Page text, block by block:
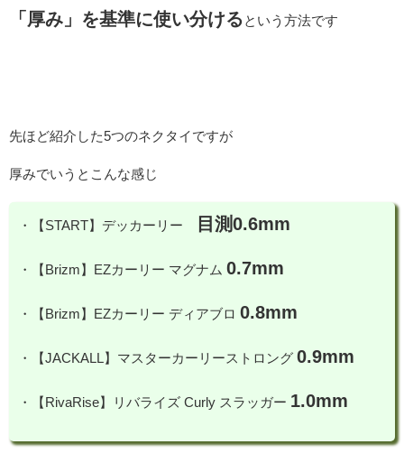
「厚み」を基準に使い分ける という方法です
先ほど紹介した5つのネクタイですが
厚みでいうとこんな感じ
・【START】デッカーリー 目測0.6mm
・【Brizm】EZカーリー マグナム 0.7mm
・【Brizm】EZカーリー ディアブロ 0.8mm
・【JACKALL】マスターカーリーストロング 0.9mm
・【RivaRise】リバライズ Curly スラッガー 1.0mm